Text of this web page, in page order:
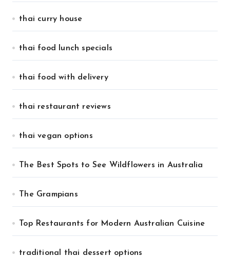
thai curry house
thai food lunch specials
thai food with delivery
thai restaurant reviews
thai vegan options
The Best Spots to See Wildflowers in Australia
The Grampians
Top Restaurants for Modern Australian Cuisine
traditional thai dessert options